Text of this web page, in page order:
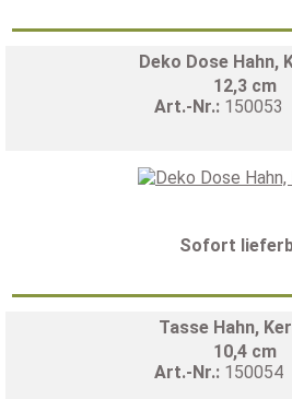
Deko Dose Hahn,
12,3 cm
Art.-Nr.: 150053
Sofort
Tasse Hahn,
10,4 cm
Art.-Nr.: 150054